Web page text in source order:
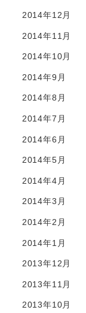
2014年12月
2014年11月
2014年10月
2014年9月
2014年8月
2014年7月
2014年6月
2014年5月
2014年4月
2014年3月
2014年2月
2014年1月
2013年12月
2013年11月
2013年10月